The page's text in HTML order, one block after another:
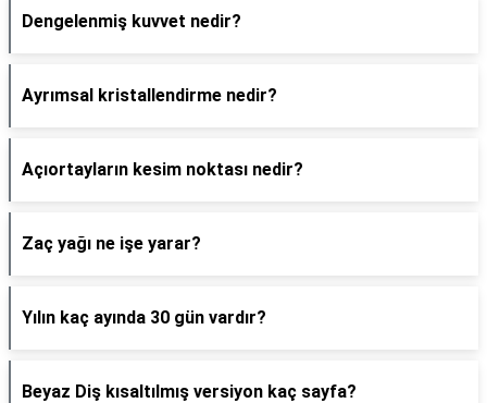
Dengelenmiş kuvvet nedir?
Ayrımsal kristallendirme nedir?
Açıortayların kesim noktası nedir?
Zaç yağı ne işe yarar?
Yılın kaç ayında 30 gün vardır?
Beyaz Diş kısaltılmış versiyon kaç sayfa?